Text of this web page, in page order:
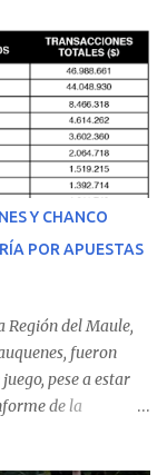
de salud, el
al Hospital
partió hacia
traslado, el
pese a los esfuerzos
sin alcanzar a
Apenas se
—residentes en
esperanza de una
Y CHANCO
POR APUESTAS
Región del Maule,
fueron
pese a estar
de la